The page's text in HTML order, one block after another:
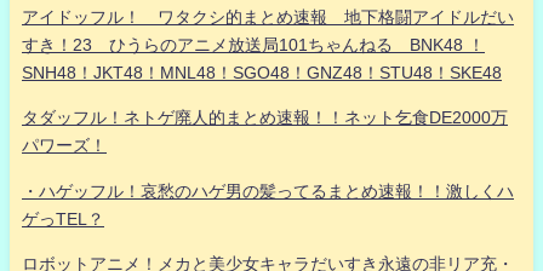
アイドッフル！ ワタクシ的まとめ速報 地下格闘アイドルだい
すき！23 ひうらのアニメ放送局101ちゃんねる BNK48 ！
SNH48！JKT48！MNL48！SGO48！GNZ48！STU48！SKE48
タダッフル！ネトゲ廃人的まとめ速報！！ネット乞食DE2000万
パワーズ！
・ハゲッフル！哀愁のハゲ男の髪ってるまとめ速報！！激しくハ
ゲっTEL？
ロボットアニメ！メカと美少女キャラだいすき永遠の非リア充・